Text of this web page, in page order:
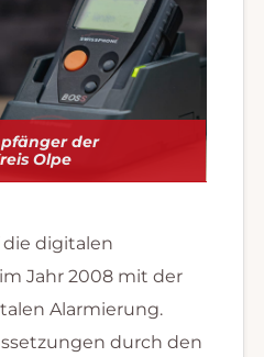
der
Olpe
digitalen
Jahr 2008 mit der
Alarmierung.
durch den